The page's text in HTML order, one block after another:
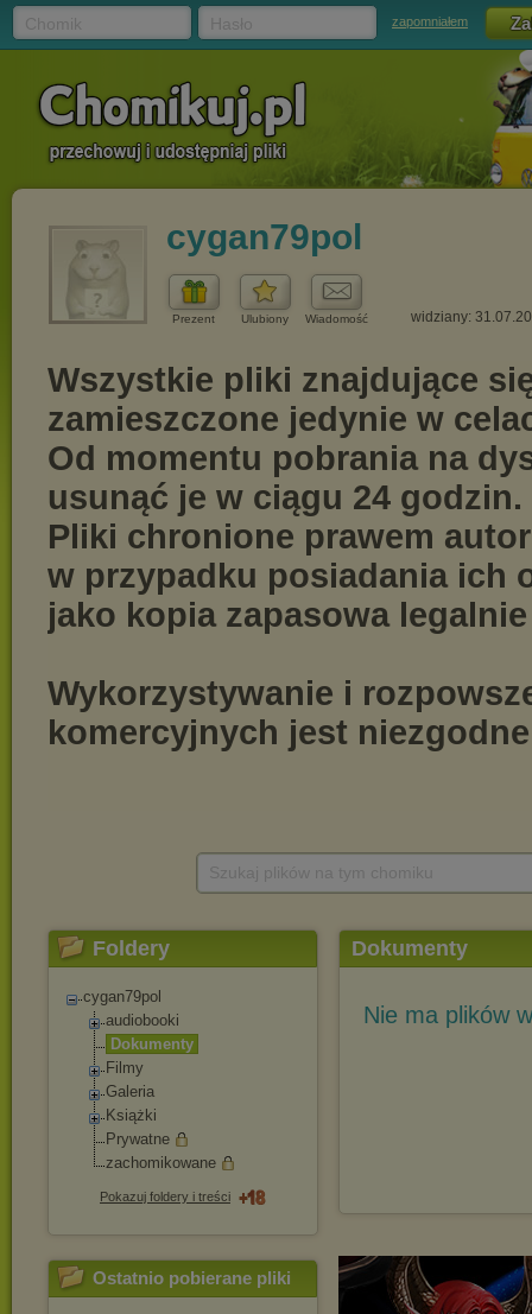
zapomniałem
cygan79pol
Prezent Ulubiony Wiadomość widziany:
Foldery
cygan79pol
audiobooki
Dokumenty
Filmy
Galeria
Książki
Prywatne
zachomikowane
Pokazuj foldery i treści
Ostatnio pobierane pliki
Dokumenty
Nie ma plików